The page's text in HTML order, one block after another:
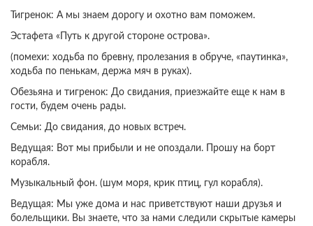
Тигренок: А мы знаем дорогу и охотно вам поможем.
Эстафета «Путь к другой стороне острова».
(помехи: ходьба по бревну, пролезания в обруче, «паутинка»,
ходьба по пенькам, держа мяч в руках).
Обезьяна и тигренок: До свидания, приезжайте еще к нам в
гости, будем очень рады.
Семьи: До свидания, до новых встреч.
Ведущая: Вот мы прибыли и не опоздали. Прошу на борт
корабля.
Музыкальный фон. (шум моря, крик птиц, гул корабля).
Ведущая: Мы уже дома и нас приветствуют наши друзья и
болельщики. Вы знаете, что за нами следили скрытые камеры